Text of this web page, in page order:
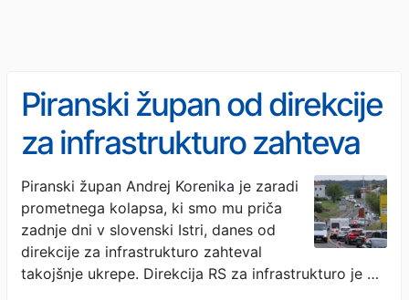
Piranski župan od direkcije
za infrastrukturo zahteva
takojšnje ukrepe zaradi
prometnega kolapsa
Piranski župan Andrej Korenika je zaradi
prometnega kolapsa, ki smo mu priča
zadnje dni v slovenski Istri, danes od
direkcije za infrastrukturo zahteval
takojšnje ukrepe. Direkcija RS za infrastrukturo je …